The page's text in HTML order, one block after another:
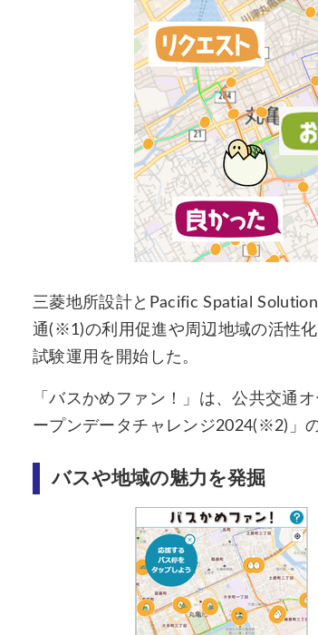
三菱地所設計とPacific Spatial
通(※1)の利用促進や周辺地域の活性
試験運用を開始した。
「バスかめファン！」は、公共交通
ープンデータチャレンジ2024(※2)」
バスや地域の魅力を発掘